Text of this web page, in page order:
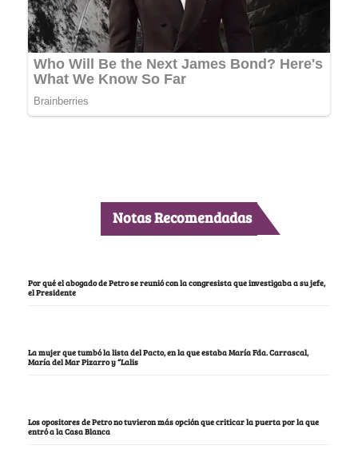
Notas Recomendadas
Por qué el abogado de Petro se reunió con la congresista que investigaba a su jefe,
el Presidente
La mujer que tumbó la lista del Pacto, en la que estaba María Fda. Carrascal,
María del Mar Pizarro y “Lalis
Los opositores de Petro no tuvieron más opción que criticar la puerta por la que
entró a la Casa Blanca